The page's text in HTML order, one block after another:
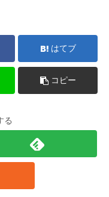
はてブ
コピー
る